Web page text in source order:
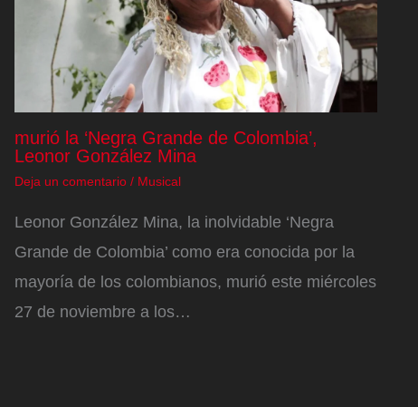
murió la ‘Negra Grande de Colombia’,
Leonor González Mina
Deja un comentario / Musical
Leonor González Mina, la inolvidable ‘Negra
Grande de Colombia’ como era conocida por la
mayoría de los colombianos, murió este miércoles
27 de noviembre a los…